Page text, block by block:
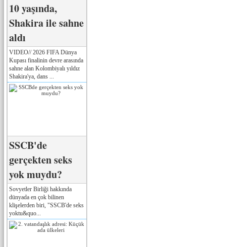
10 yaşında,
Shakira ile sahne
aldı
VIDEO// 2026 FIFA Dünya
Kupası finalinin devre arasında
sahne alan Kolombiyalı yıldız
Shakira'ya, dans ...
SSCB'de
gerçekten seks
yok muydu?
Sovyetler Birliği hakkında
dünyada en çok bilinen
klişelerden biri, "SSCB'de seks
yoktu&quo...